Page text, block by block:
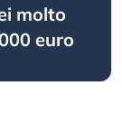
molto
euro